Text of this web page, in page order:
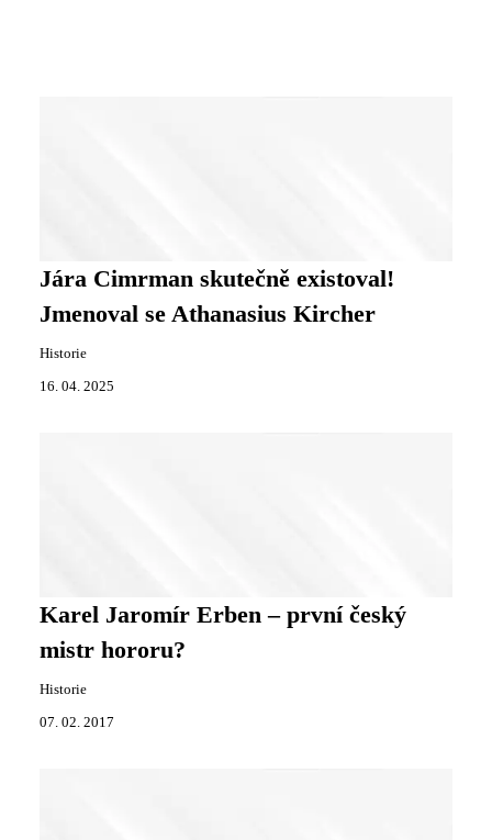
Jára Cimrman skutečně existoval!
Jmenoval se Athanasius Kircher
Historie
16. 04. 2025
Karel Jaromír Erben – první český
mistr hororu?
Historie
07. 02. 2017